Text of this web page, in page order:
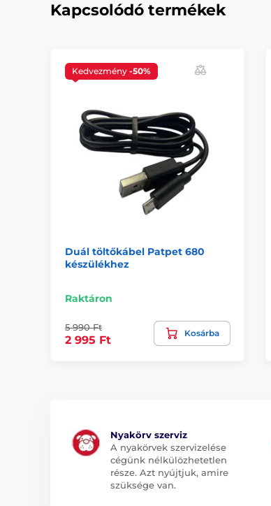
Kapcsolódó termékek
Kedvezmény -50%
Duál töltőkábel Patpet 680
készülékhez
Raktáron
5 990 Ft
2 995 Ft
Kosárba
Nyakörv szerviz
A nyakörvek szervizelése
cégünk nélkülözhetetlen
része. Azt nyújtjuk, amire
szüksége van.